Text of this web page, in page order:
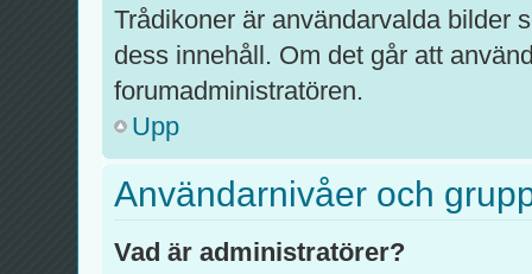
Trådikoner är användarvalda bilder
dess innehåll. Om det går att
forumadministratören.
Upp
Användarnivåer och
Vad är administratörer?